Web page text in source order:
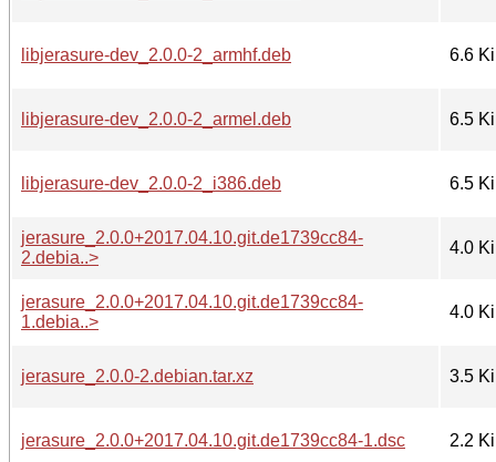
libjerasure-dev_2.0.0-2_armhf.deb 6.6
libjerasure-dev_2.0.0-2_armel.deb 6.5
libjerasure-dev_2.0.0-2_i386.deb 6.5
jerasure_2.0.0+2017.04.10.git.de1739cc84-
2.debia..>
4.0
jerasure_2.0.0+2017.04.10.git.de1739cc84-
1.debia..>
4.0
jerasure_2.0.0-2.debian.tar.xz 3.5
jerasure_2.0.0+2017.04.10.git.de1739cc84-1.dsc 2.2